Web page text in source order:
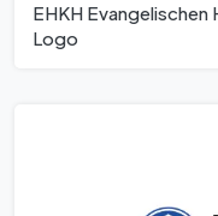
EHKH Evangelischen
Logo